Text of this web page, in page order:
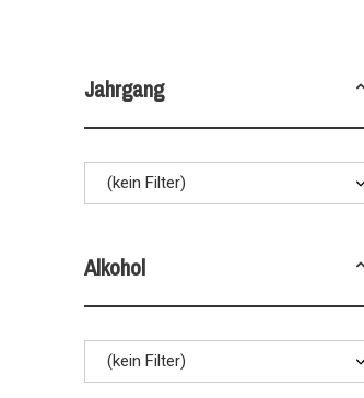
Verdicchio dei Castelli di Jesi Doc
Jahrgang
(kein Filter)
Alkohol
(kein Filter)